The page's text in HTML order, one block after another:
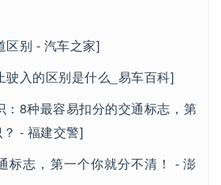
区别 - 汽车之家]
驶入的区别是什么_易车百科]
：8种最容易扣分的交通标志，第
- 福建交警]
标志，第一个你就分不清！ - 澎